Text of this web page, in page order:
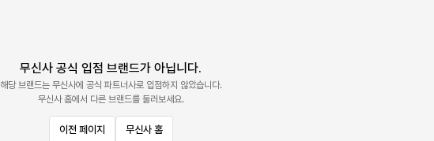
무신사 공식 입점 브랜드가 아닙니다.
해당 브랜드는 무신사에 공식 파트너사로 입점하지 않았습니다.
무신사 홈에서 다른 브랜드를 둘러보세요.
이전 페이지 무신사 홈